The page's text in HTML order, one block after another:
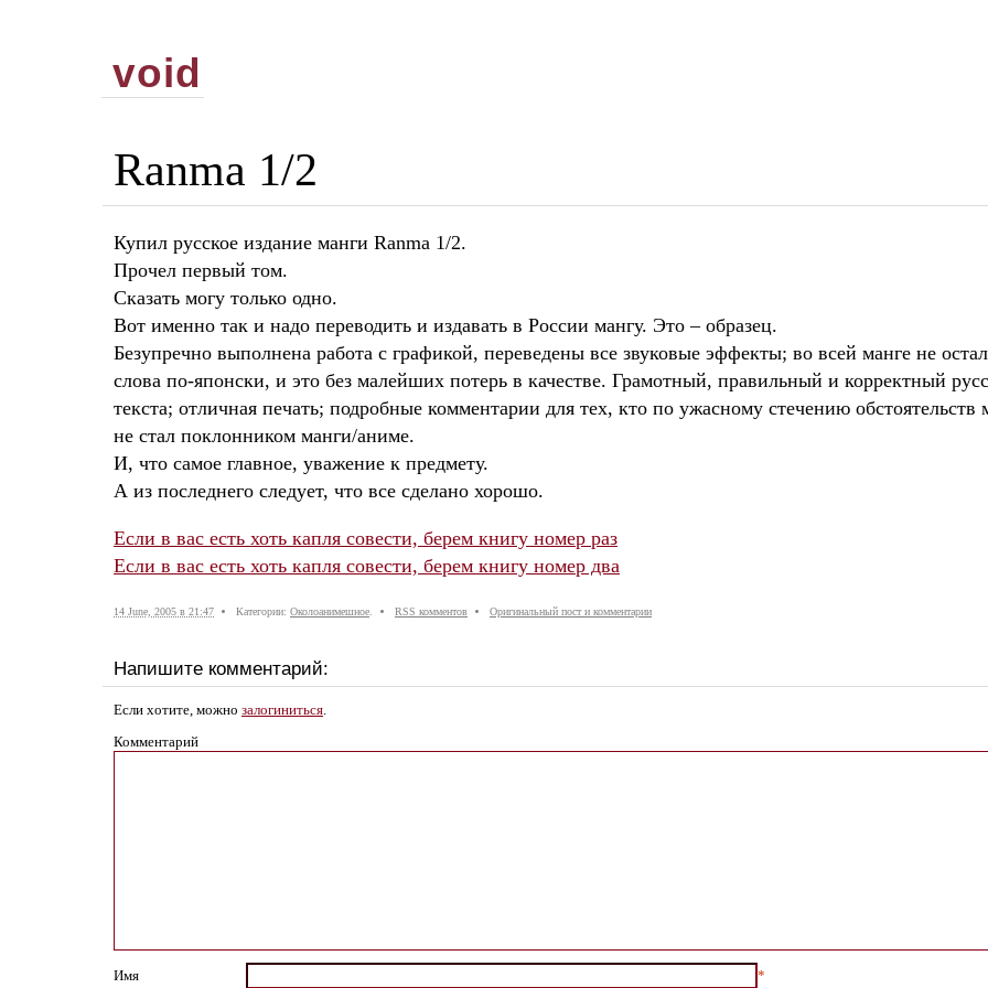
void
Ranma 1/2
Купил русское издание манги Ranma 1/2.
Прочел первый том.
Сказать могу только одно.
Вот именно так и надо переводить и издавать в России мангу. Это – образец.
Безупречно выполнена работа с графикой, переведены все звуковые эффекты; во всей манге не
слова по-японски, и это без малейших потерь в качестве. Грамотный, правильный и корректный
текста; отличная печать; подробные комментарии для тех, кто по ужасному стечению
не стал поклонником манги/аниме.
И, что самое главное, уважение к предмету.
А из последнего следует, что все сделано хорошо.
Если в вас есть хоть капля совести, берем книгу номер раз
Если в вас есть хоть капля совести, берем книгу номер два
14 June, 2005 в 21:47 Категории: Околоанимешное. RSS комментов Оригинальный пост и комментарии
Напишите комментарий:
Если хотите, можно залогиниться.
Комментарий
Имя *